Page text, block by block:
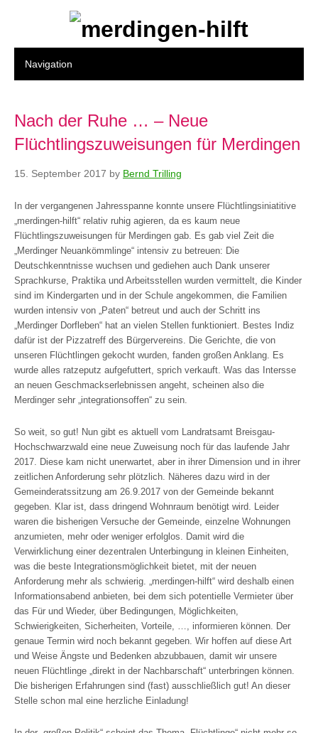
Nach der Ruhe … – Neue
Flüchtlingszuweisungen für Merdingen
15. September 2017 by Bernd Trilling
In der vergangenen Jahresspanne konnte unsere Flüchtlingsiniatitive
„merdingen-hilft“ relativ ruhig agieren, da es kaum neue
Flüchtlingszuweisungen für Merdingen gab. Es gab viel Zeit die
„Merdinger Neuankömmlinge“ intensiv zu betreuen: Die
Deutschkenntnisse wuchsen und gediehen auch Dank unserer
Sprachkurse, Praktika und Arbeitsstellen wurden vermittelt, die Kinder
sind im Kindergarten und in der Schule angekommen, die Familien
wurden intensiv von „Paten“ betreut und auch der Schritt ins
„Merdinger Dorfleben“ hat an vielen Stellen funktioniert. Bestes Indiz
dafür ist der Pizzatreff des Bürgervereins. Die Gerichte, die von
unseren Flüchtlingen gekocht wurden, fanden großen Anklang. Es
wurde alles ratzeputz aufgefuttert, sprich verkauft. Was das Intersse
an neuen Geschmackserlebnissen angeht, scheinen also die
Merdinger sehr „integrationsoffen“ zu sein.
So weit, so gut! Nun gibt es aktuell vom Landratsamt Breisgau-
Hochschwarzwald eine neue Zuweisung noch für das laufende Jahr
2017. Diese kam nicht unerwartet, aber in ihrer Dimension und in ihrer
zeitlichen Anforderung sehr plötzlich. Näheres dazu wird in der
Gemeinderatssitzung am 26.9.2017 von der Gemeinde bekannt
gegeben. Klar ist, dass dringend Wohnraum benötigt wird. Leider
waren die bisherigen Versuche der Gemeinde, einzelne Wohnungen
anzumieten, mehr oder weniger erfolglos. Damit wird die
Verwirklichung einer dezentralen Unterbingung in kleinen Einheiten,
was die beste Integrationsmöglichkeit bietet, mit der neuen
Anforderung mehr als schwierig. „merdingen-hilft“ wird deshalb einen
Informationsabend anbieten, bei dem sich potentielle Vermieter über
das Für und Wieder, über Bedingungen, Möglichkeiten,
Schwierigkeiten, Sicherheiten, Vorteile, …, informieren können. Der
genaue Termin wird noch bekannt gegeben. Wir hoffen auf diese Art
und Weise Ängste und Bedenken abzubbauen, damit wir unsere
neuen Flüchtlinge „direkt in der Nachbarschaft“ unterbringen können.
Die bisherigen Erfahrungen sind (fast) ausschließlich gut! An dieser
Stelle schon mal eine herzliche Einladung!